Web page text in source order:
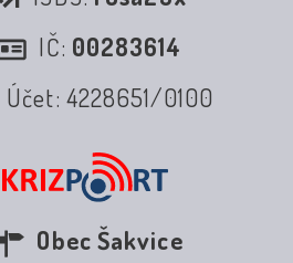
IČ: 00283614
Účet: 4228651/0100
Obec Šakvice